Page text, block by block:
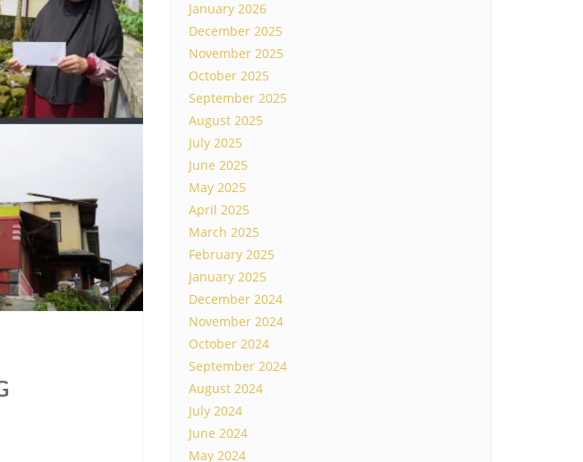
January 2026
December 2025
November 2025
October 2025
September 2025
August 2025
July 2025
June 2025
May 2025
April 2025
March 2025
February 2025
January 2025
December 2024
November 2024
October 2024
September 2024
August 2024
July 2024
June 2024
May 2024